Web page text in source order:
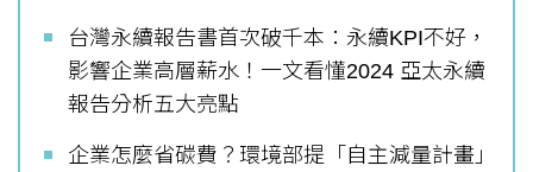
台灣永續報告書首次破千本：永續KPI不好，
影響企業高層薪水！一文看懂2024 亞太永續
報告分析五大亮點
企業怎麼省碳費？環境部提「自主減量計畫」